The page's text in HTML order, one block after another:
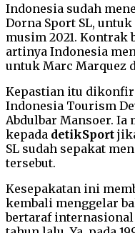
Indonesia sudah
Dorna Sport SL,
musim 2021. Kontrak
artinya Indonesia
untuk Marc Marquez
Kepastian itu
Indonesia Tourism
Abdulbar Mansoer. Ia
kepada detikSport
SL sudah sepakat
tersebut.
Kesepakatan ini
kembali menggelar
bertaraf